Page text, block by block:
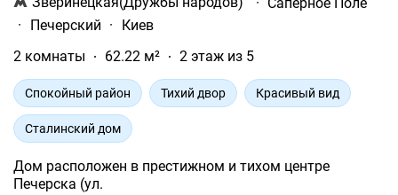
· Саперное Поле
·
Печерский ·
Киев
2 комнаты
62.22 м² 2 этаж из 5
Спокойный район Тихий двор Красивый вид
Сталинский дом
Дом расположен в престижном и тихом центре
Печерска (ул.